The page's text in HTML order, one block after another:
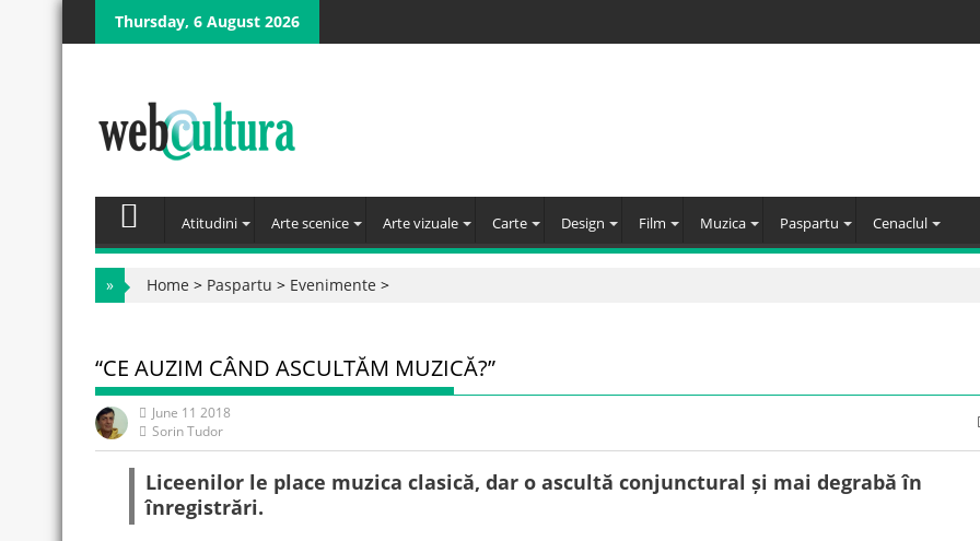
Skip
Thursday, 6 August 2026
Atitudini Arte scenice Arte vizuale Carte Design Film Muzica Paspartu Cenaclul
» Home > Paspartu > Evenimente >
“CE AUZIM CÂND ASCULTĂM MUZICĂ?”
June 11 2018
Sorin Tudor
Liceenilor le place muzica clasică, dar o ascultă conjunctural și mai degrabă în
înregistrări.